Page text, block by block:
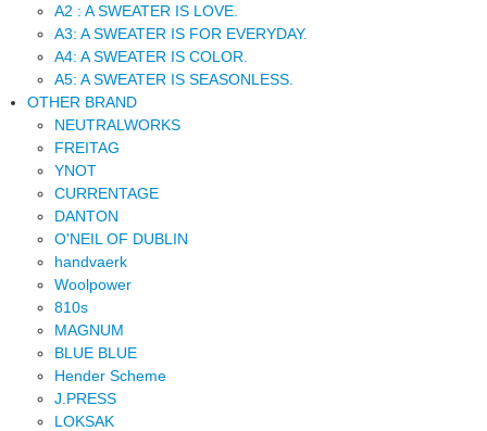
A2 : A SWEATER IS LOVE.
A3: A SWEATER IS FOR EVERYDAY.
A4: A SWEATER IS COLOR.
A5: A SWEATER IS SEASONLESS.
OTHER BRAND
NEUTRALWORKS
FREITAG
YNOT
CURRENTAGE
DANTON
O'NEIL OF DUBLIN
handvaerk
Woolpower
810s
MAGNUM
BLUE BLUE
Hender Scheme
J.PRESS
LOKSAK